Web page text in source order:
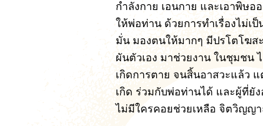
กำลังกาย เอนกาย และเอาพิษอ
ให้พ่อท่าน ด้วยการทำเรื่องไม่เป็
มั่น มองตนให้มากๆ มีปรโตโฆส
ผันตัวเอง มาช่วยงาน ในชุมชน
เกิดการตาย จนสิ้นอาสวะแล้ว แ
เกิด ร่วมกับพ่อท่านได้ และผู้ที่ยั
ไม่มีใครคอยช่วยเหลือ จิตวิญญ